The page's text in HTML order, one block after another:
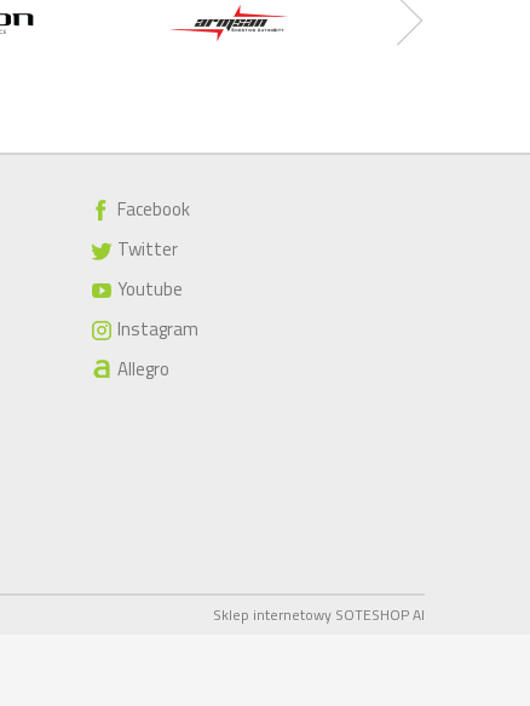
Facebook
Twitter
Youtube
Instagram
Allegro
Sklep internetowy SOTESHOP AI